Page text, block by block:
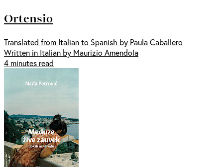
Ortensio
Translated from Italian to Spanish by Paula Caballero
Written in Italian by Maurizio Amendola
4 minutes read